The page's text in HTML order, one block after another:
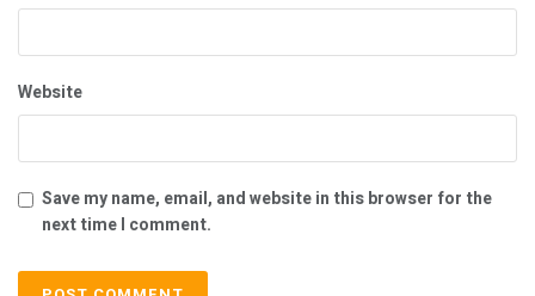
Website
Save my name, email, and website in this browser for the
next time I comment.